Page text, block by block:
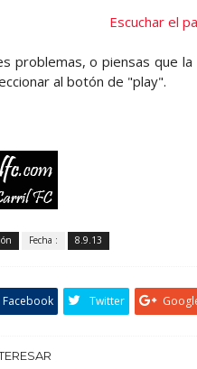
Escuchar el
problemas, o piensas que
al botón de "play".
Fecha : 8.9.13
Facebook Twitter